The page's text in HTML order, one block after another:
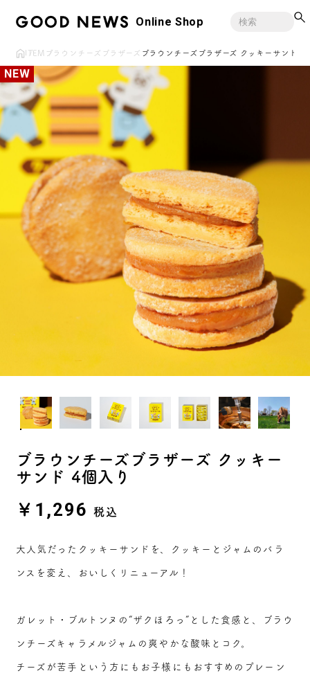
Online Shop
ITEM ブラウンチーズブラザーズ ブラウンチーズブラザーズ クッキーサンド 4
ブラウンチーズブラザーズ クッキー
サンド 4個入り
￥1,296税込
大人気だったクッキーサンドを、クッキーとジャムのバラ
ンスを変え、おいしくリニューアル！
ガレット・ブルトンヌの“ザクほろっ”とした食感と、ブラウ
ンチーズキャラメルジャムの爽やかな酸味とコク。
チーズが苦手という方にもお子様にもおすすめのプレーン